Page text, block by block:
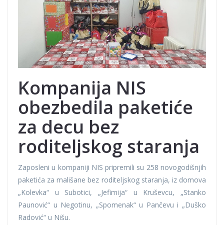
Kompanija NIS
obezbedila paketiće
za decu bez
roditeljskog staranja
Zaposleni u kompaniji NIS pripremili su 258 novogodišnjih
paketića za mališane bez roditeljskog staranja, iz domova
„Kolevka“ u Subotici, „Jefimija“ u Kruševcu, „Stanko
Paunović“ u Negotinu, „Spomenak“ u Pančevu i „Duško
Radović“ u Nišu.